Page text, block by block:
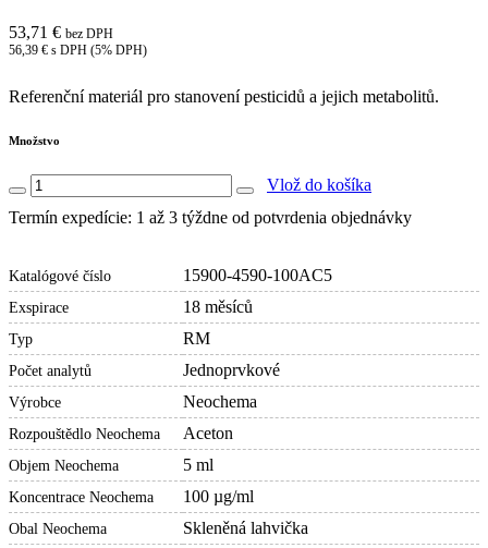
53,71 € bez DPH
56,39 € s DPH (5% DPH)
Referenční materiál pro stanovení pesticidů a jejich metabolitů.
Množstvo
Vlož do košíka
Termín expedície: 1 až 3 týždne od potvrdenia objednávky
Katalógové číslo 15900-4590-100AC5
Exspirace 18 měsíců
Typ RM
Počet analytů Jednoprvkové
Výrobce Neochema
Rozpouštědlo Neochema Aceton
Objem Neochema 5 ml
Koncentrace Neochema 100 µg/ml
Obal Neochema Skleněná lahvička